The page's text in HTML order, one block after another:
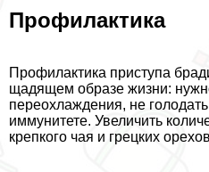
Профилактика
Профилактика приступа
щадящем образе жизни:
переохлаждения, не
иммунитете. Увеличить
крепкого чая и грецких